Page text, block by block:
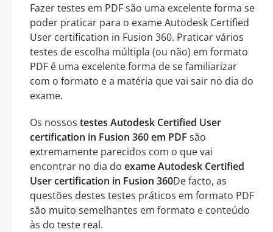
Fazer testes em PDF são uma excelente forma se
poder praticar para o exame Autodesk Certified
User certification in Fusion 360. Praticar vários
testes de escolha múltipla (ou não) em formato
PDF é uma excelente forma de se familiarizar
com o formato e a matéria que vai sair no dia do
exame.
Os nossos testes Autodesk Certified User
certification in Fusion 360 em PDF são
extremamente parecidos com o que vai
encontrar no dia do exame Autodesk Certified
User certification in Fusion 360De facto, as
questões destes testes práticos em formato PDF
são muito semelhantes em formato e conteúdo
às do teste real.